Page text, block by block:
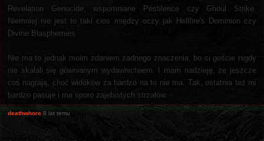
Revelation Genocide, wspomniane Pestilence czy Ghoul Strike.
Niemniej nie jest to taki cios między oczy jak Hellfire's Dominion czy
Divine Blasphemies.
Nie ma to jednak moim zdaniem żadnego znaczenia, bo ci goście nigdy
nie skalali się gównianym wydawnictwem. I mam nadzieję, że jeszcze
coś nagrają, choć widoków za bardzo na to nie ma. Tak, ostatnia też mi
bardzo pasuje i ma sporo zajebistych strzałów.
deathwhore 8 lat temu